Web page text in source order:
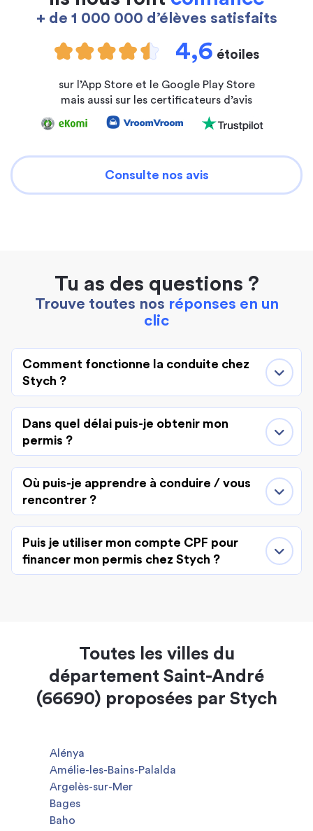
+ de 1 000 000 d’élèves satisfaits
4,6 étoiles
sur l’App Store et le Google Play Store
mais aussi sur les certificateurs d’avis
Consulte nos avis
Tu as des questions ?
Trouve toutes nos réponses en un
clic
Comment fonctionne la conduite chez
Stych ?
Dans quel délai puis-je obtenir mon
permis ?
Où puis-je apprendre à conduire / vous
rencontrer ?
Puis je utiliser mon compte CPF pour
financer mon permis chez Stych ?
Toutes les villes du
département Saint-André
(66690) proposées par Stych
Alénya
Amélie-les-Bains-Palalda
Argelès-sur-Mer
Bages
Baho